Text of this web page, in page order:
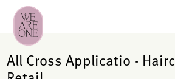
All Cross Applicatio -